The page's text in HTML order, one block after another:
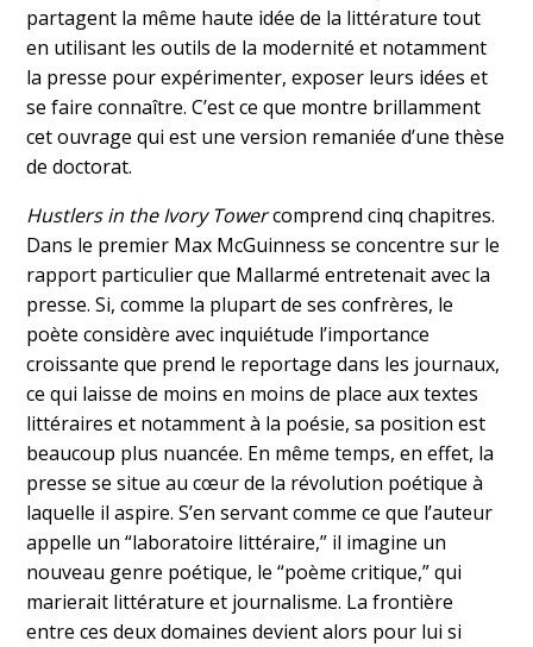
partagent la même haute idée de la littérature tout
en utilisant les outils de la modernité et notamment
la presse pour expérimenter, exposer leurs idées et
se faire connaître. C’est ce que montre brillamment
cet ouvrage qui est une version remaniée d’une thèse
de doctorat.
Hustlers in the Ivory Towercomprend cinq chapitres.
Dans le premier Max McGuinness se concentre sur le
rapport particulier que Mallarmé entretenait avec la
presse. Si, comme la plupart de ses confrères, le
poète considère avec inquiétude l’importance
croissante que prend le reportage dans les journaux,
ce qui laisse de moins en moins de place aux textes
littéraires et notamment à la poésie, sa position est
beaucoup plus nuancée. En même temps, en effet, la
presse se situe au cœur de la révolution poétique à
laquelle il aspire. S’en servant comme ce que l’auteur
appelle un “laboratoire littéraire,” il imagine un
nouveau genre poétique, le “poème critique,” qui
marierait littérature et journalisme. La frontière
entre ces deux domaines devient alors pour lui si